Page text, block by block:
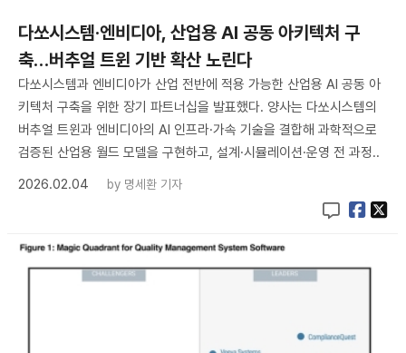
다쏘시스템·엔비디아, 산업용 AI 공동 아키텍처 구
축…버추얼 트윈 기반 확산 노린다
다쏘시스템과 엔비디아가 산업 전반에 적용 가능한 산업용 AI 공동 아
키텍처 구축을 위한 장기 파트너십을 발표했다. 양사는 다쏘시스템의
버추얼 트윈과 엔비디아의 AI 인프라·가속 기술을 결합해 과학적으로
검증된 산업용 월드 모델을 구현하고, 설계·시뮬레이션·운영 전 과정..
2026.02.04
by 명세환 기자